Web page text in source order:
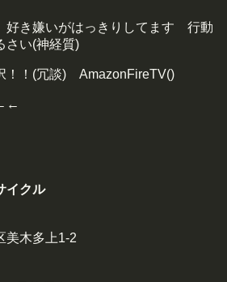
き嫌いがはっきりしてます 行動
い(神経質)
！！(冗談) AmazonFireTV()
イクル
美木多上1-2